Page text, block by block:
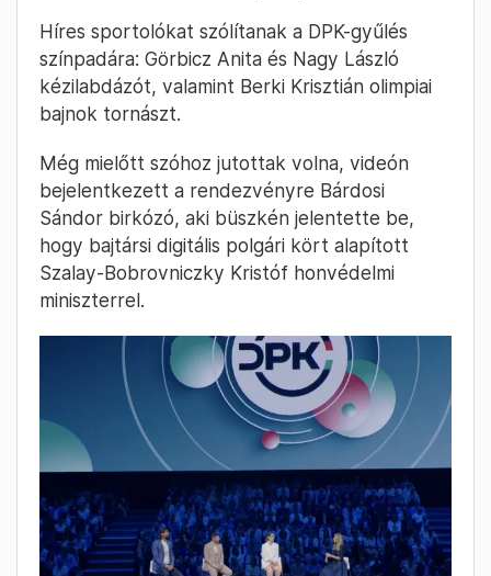
Híres sportolókat szólítanak a DPK-gyűlés
színpadára: Görbicz Anita és Nagy László
kézilabdázót, valamint Berki Krisztián olimpiai
bajnok tornászt.
Még mielőtt szóhoz jutottak volna, videón
bejelentkezett a rendezvényre Bárdosi
Sándor birkózó, aki büszkén jelentette be,
hogy bajtársi digitális polgári kört alapított
Szalay-Bobrovniczky Kristóf honvédelmi
miniszterrel.